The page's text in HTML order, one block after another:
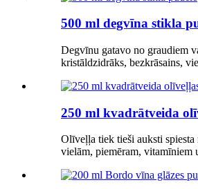
500 ml degvīna stikla
Degvīnu gatavo no graudiem
kristāldzidrāks, bezkrāsains,
250 ml kvadrātveida
Olīveļļa tiek tieši auksti spiesta
vielām, piemēram, vitamīniem